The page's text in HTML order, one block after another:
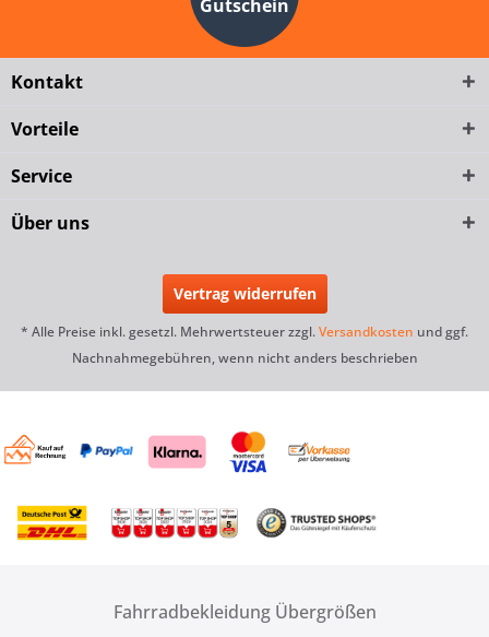
Gutschein
Kontakt
Vorteile
Service
Über uns
Vertrag widerrufen
* Alle Preise inkl. gesetzl. Mehrwertsteuer zzgl.Versandkosten und ggf.
Nachnahmegebühren, wenn nicht anders beschrieben
Fahrradbekleidung Übergrößen